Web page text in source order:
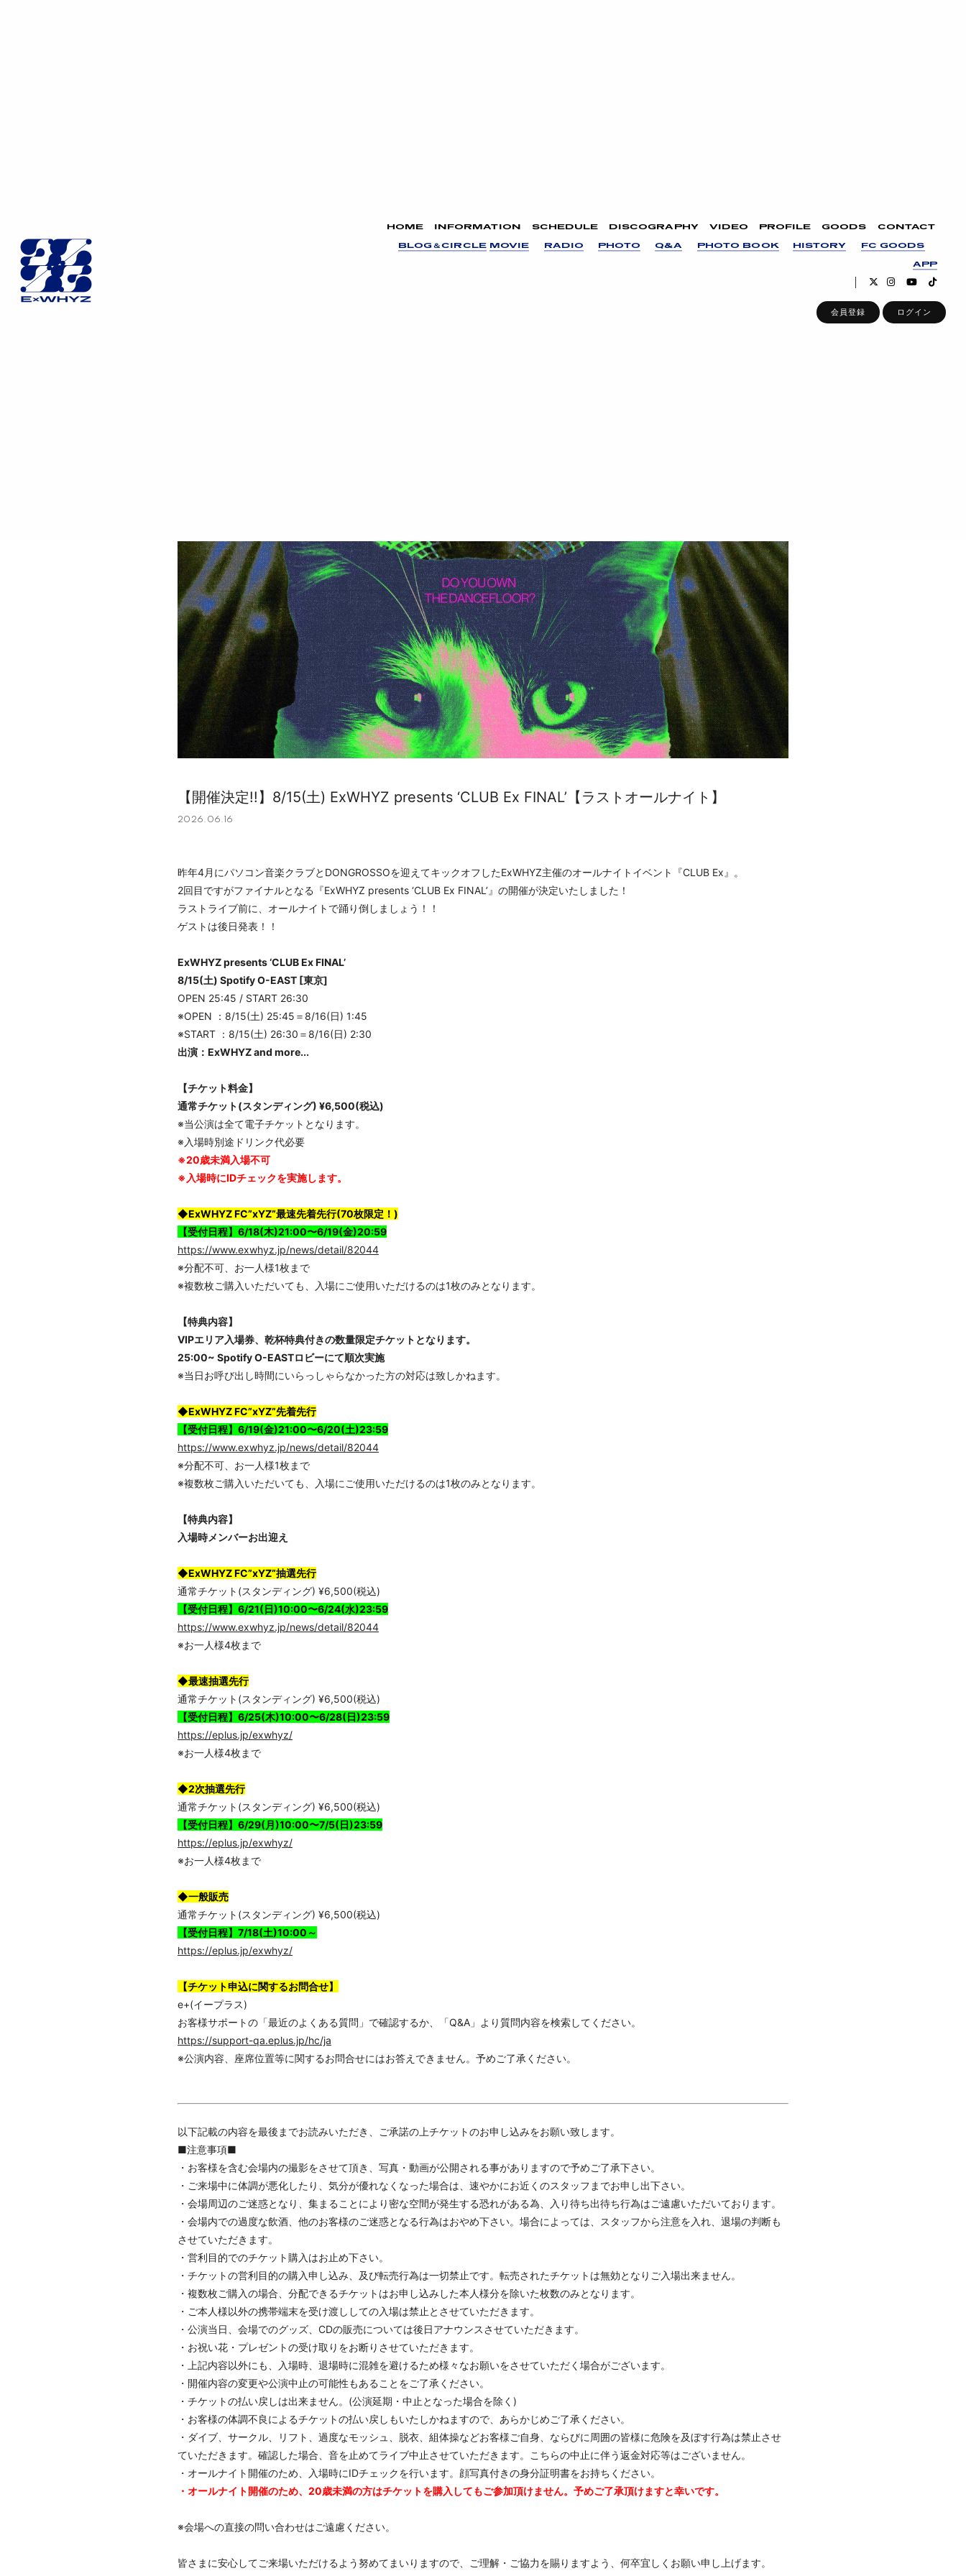
HOME INFORMATION SCHEDULE DISCOGRAPHY VIDEO PROFILE GOODS CONTACT
BLOG＆CIRCLE MOVIE RADIO PHOTO Q&A PHOTO BOOK HISTORY FC GOODS
APP
会員登録 ログイン
【開催決定!!】8/15(土) ExWHYZ presents ‘CLUB Ex FINAL’【ラストオールナイト】
2026.06.16
昨年4月にパソコン音楽クラブとDONGROSSOを迎えてキックオフしたExWHYZ主催のオールナイトイベント『CLUB Ex』。
2回目ですがファイナルとなる『ExWHYZ presents ‘CLUB Ex FINAL’』の開催が決定いたしました！
ラストライブ前に、オールナイトで踊り倒しましょう！！
ゲストは後日発表！！
ExWHYZ presents ‘CLUB Ex FINAL’
8/15(土) Spotify O-EAST [東京]
OPEN 25:45 / START 26:30
※OPEN ：8/15(土) 25:45＝8/16(日) 1:45
※START ：8/15(土) 26:30＝8/16(日) 2:30
出演：ExWHYZ and more...
【チケット料金】
通常チケット(スタンディング) ¥6,500(税込)
※当公演は全て電子チケットとなります。
※入場時別途ドリンク代必要
※20歳未満入場不可
※入場時にIDチェックを実施します。
◆ExWHYZ FC”xYZ”最速先着先行(70枚限定！)
【受付日程】6/18(木)21:00〜6/19(金)20:59
https://www.exwhyz.jp/news/detail/82044
※分配不可、お一人様1枚まで
※複数枚ご購入いただいても、入場にご使用いただけるのは1枚のみとなります。
【特典内容】
VIPエリア入場券、乾杯特典付きの数量限定チケットとなります。
25:00~ Spotify O-EASTロビーにて順次実施
※当日お呼び出し時間にいらっしゃらなかった方の対応は致しかねます。
◆ExWHYZ FC”xYZ”先着先行
【受付日程】6/19(金)21:00〜6/20(土)23:59
https://www.exwhyz.jp/news/detail/82044
※分配不可、お一人様1枚まで
※複数枚ご購入いただいても、入場にご使用いただけるのは1枚のみとなります。
【特典内容】
入場時メンバーお出迎え
◆ExWHYZ FC”xYZ”抽選先行
通常チケット(スタンディング) ¥6,500(税込)
【受付日程】6/21(日)10:00〜6/24(水)23:59
https://www.exwhyz.jp/news/detail/82044
※お一人様4枚まで
◆最速抽選先行
通常チケット(スタンディング) ¥6,500(税込)
【受付日程】6/25(木)10:00〜6/28(日)23:59
https://eplus.jp/exwhyz/
※お一人様4枚まで
◆2次抽選先行
通常チケット(スタンディング) ¥6,500(税込)
【受付日程】6/29(月)10:00〜7/5(日)23:59
https://eplus.jp/exwhyz/
※お一人様4枚まで
◆一般販売
通常チケット(スタンディング) ¥6,500(税込)
【受付日程】7/18(土)10:00～
https://eplus.jp/exwhyz/
【チケット申込に関するお問合せ】
e+(イープラス)
お客様サポートの「最近のよくある質問」で確認するか、「Q&A」より質問内容を検索してください。
https://support-qa.eplus.jp/hc/ja
※公演内容、座席位置等に関するお問合せにはお答えできません。予めご了承ください。
以下記載の内容を最後までお読みいただき、ご承諾の上チケットのお申し込みをお願い致します。
■注意事項■
・お客様を含む会場内の撮影をさせて頂き、写真・動画が公開される事がありますので予めご了承下さい。
・ご来場中に体調が悪化したり、気分が優れなくなった場合は、速やかにお近くのスタッフまでお申し出下さい。
・会場周辺のご迷惑となり、集まることにより密な空間が発生する恐れがある為、入り待ち出待ち行為はご遠慮いただいております。
・会場内での過度な飲酒、他のお客様のご迷惑となる行為はおやめ下さい。場合によっては、スタッフから注意を入れ、退場の判断も
させていただきます。
・営利目的でのチケット購入はお止め下さい。
・チケットの営利目的の購入申し込み、及び転売行為は一切禁止です。転売されたチケットは無効となりご入場出来ません。
・複数枚ご購入の場合、分配できるチケットはお申し込みした本人様分を除いた枚数のみとなります。
・ご本人様以外の携帯端末を受け渡ししての入場は禁止とさせていただきます。
・公演当日、会場でのグッズ、CDの販売については後日アナウンスさせていただきます。
・お祝い花・プレゼントの受け取りをお断りさせていただきます。
・上記内容以外にも、入場時、退場時に混雑を避けるため様々なお願いをさせていただく場合がございます。
・開催内容の変更や公演中止の可能性もあることをご了承ください。
・チケットの払い戻しは出来ません。(公演延期・中止となった場合を除く)
・お客様の体調不良によるチケットの払い戻しもいたしかねますので、あらかじめご了承ください。
・ダイブ、サークル、リフト、過度なモッシュ、脱衣、組体操などお客様ご自身、ならびに周囲の皆様に危険を及ぼす行為は禁止させ
ていただきます。確認した場合、音を止めてライブ中止させていただきます。こちらの中止に伴う返金対応等はございません。
・オールナイト開催のため、入場時にIDチェックを行います。顔写真付きの身分証明書をお持ちください。
・オールナイト開催のため、20歳未満の方はチケットを購入してもご参加頂けません。予めご了承頂けますと幸いです。
※会場への直接の問い合わせはご遠慮ください。
皆さまに安心してご来場いただけるよう努めてまいりますので、ご理解・ご協力を賜りますよう、何卒宜しくお願い申し上げます。